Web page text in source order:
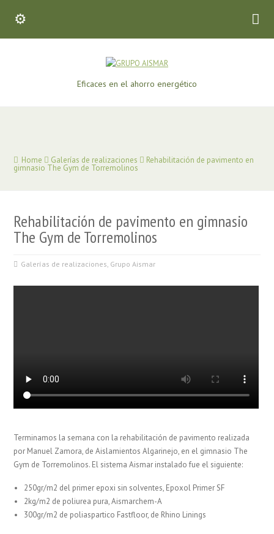
Eficaces en el ahorro energético
Home Galerías de realizaciones Rehabilitación de pavimento en
gimnasio The Gym de Torremolinos
Rehabilitación de pavimento en gimnasio
The Gym de Torremolinos
Galerías de realizaciones, Grupo Aismar
Terminamos la semana con la rehabilitación de pavimento realizada
por Manuel Zamora, de Aislamientos Algarinejo, en el gimnasio The
Gym de Torremolinos. El sistema Aismar instalado fue el siguiente:
250gr/m2 del primer epoxi sin solventes, Epoxol Primer SF
2kg/m2 de poliurea pura, Aismarchem-A
300gr/m2 de poliaspartico Fastfloor, de Rhino Linings